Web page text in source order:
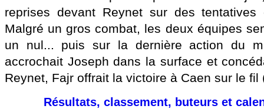
reprises devant Reynet sur des
Malgré un gros combat, les deux équipes
un nul... puis sur la dernière action du
accrochait Joseph dans la surface et
Reynet, Fajr offrait la victoire à Caen sur le fil
Résultats, classement, buteurs et